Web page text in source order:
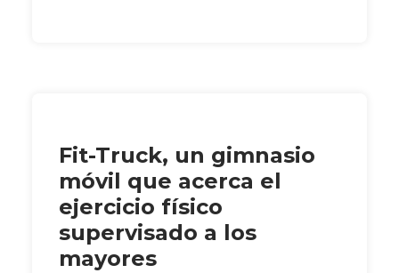
Fit-Truck, un gimnasio
móvil que acerca el
ejercicio físico
supervisado a los
mayores